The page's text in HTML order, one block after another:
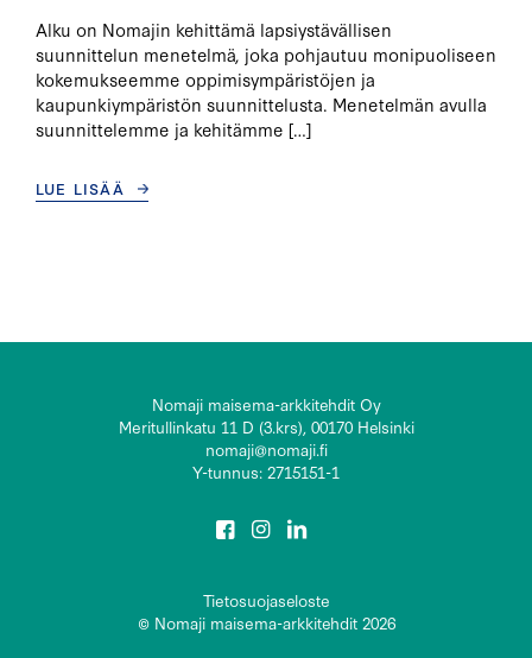
Alku on Nomajin kehittämä lapsiystävällisen
suunnittelun menetelmä, joka pohjautuu monipuoliseen
kokemukseemme oppimisympäristöjen ja
kaupunkiympäristön suunnittelusta. Menetelmän avulla
suunnittelemme ja kehitämme […]
LUE LISÄÄ
Nomaji maisema-arkkitehdit Oy
Meritullinkatu 11 D (3.krs), 00170 Helsinki
nomaji@nomaji.fi
Y-tunnus: 2715151-1
Tietosuojaseloste
© Nomaji maisema-arkkitehdit 2026